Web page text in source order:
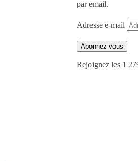
par email.
Adresse e-mail
Abonnez-vous
Rejoignez les 1